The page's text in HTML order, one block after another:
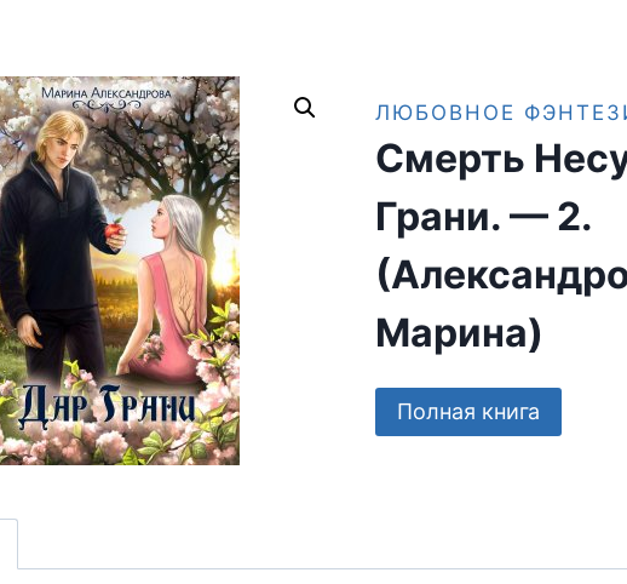
ЛЮБОВНОЕ
Смерть
Грани. — 2.
Марина)
Полная книга